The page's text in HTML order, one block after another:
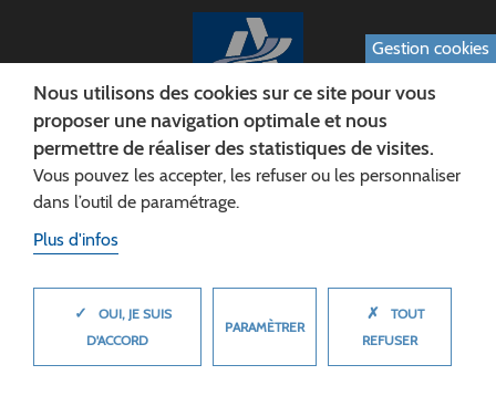
CONSEIL DÉPARTEMENTAL DE L'AISNE
Siège :
Gestion cookies
Nous utilisons des cookies sur ce site pour vous
proposer une navigation optimale et nous
permettre de réaliser des statistiques de visites.
Vous pouvez les accepter, les refuser ou les personnaliser
dans l’outil de paramétrage.
Plus d'infos
✓
OUI, JE SUIS
D'ACCORD
PARAMÈTRER
✗
TOUT
REFUSER
MASQUER